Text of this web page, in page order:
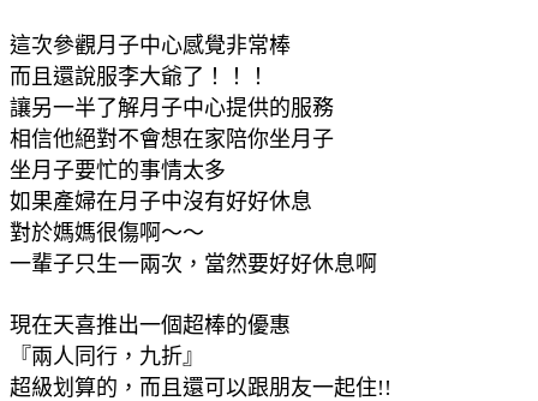
這次參觀月子中心感覺非常棒
而且還說服李大爺了！！！
讓另一半了解月子中心提供的服務
相信他絕對不會想在家陪你坐月子
坐月子要忙的事情太多
如果產婦在月子中沒有好好休息
對於媽媽很傷啊～～
一輩子只生一兩次，當然要好好休息啊
現在天喜推出一個超棒的優惠
『兩人同行，九折』
超級划算的，而且還可以跟朋友一起住!!